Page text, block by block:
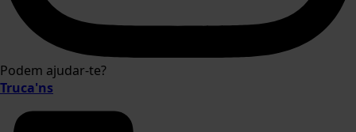
Podem ajudar-te?
Truca'ns